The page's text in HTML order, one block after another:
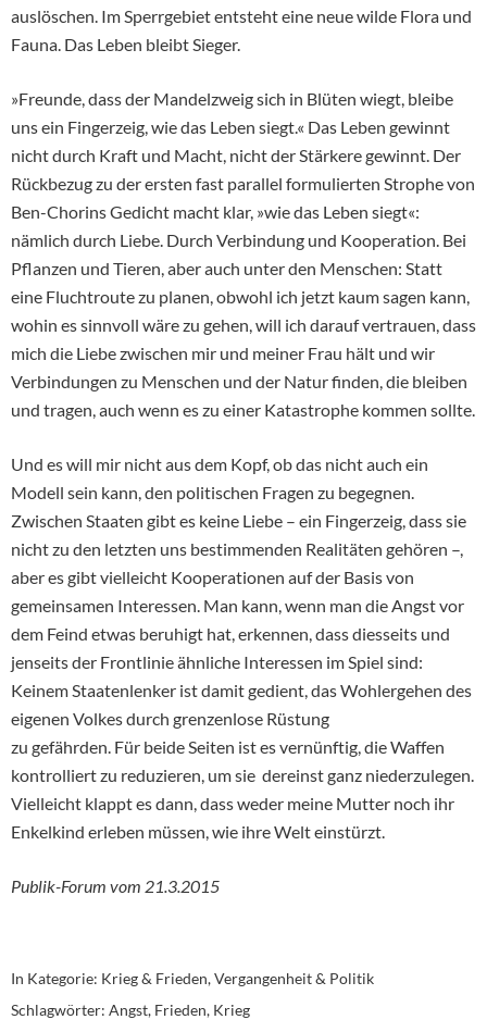
auslöschen. Im Sperrgebiet entsteht eine neue wilde Flora und
Fauna. Das Leben bleibt Sieger.
»Freunde, dass der Mandelzweig sich in Blüten wiegt, bleibe
uns ein Fingerzeig, wie das Leben siegt.« Das Leben gewinnt
nicht durch Kraft und Macht, nicht der Stärkere gewinnt. Der
Rückbezug zu der ersten fast parallel formulierten Strophe von
Ben-Chorins Gedicht macht klar, »wie das Leben siegt«:
nämlich durch Liebe. Durch Verbindung und Kooperation. Bei
Pflanzen und Tieren, aber auch unter den Menschen: Statt
eine Fluchtroute zu planen, obwohl ich jetzt kaum sagen kann,
wohin es sinnvoll wäre zu gehen, will ich darauf vertrauen, dass
mich die Liebe zwischen mir und meiner Frau hält und wir
Verbindungen zu Menschen und der Natur finden, die bleiben
und tragen, auch wenn es zu einer Katastrophe kommen sollte.
Und es will mir nicht aus dem Kopf, ob das nicht auch ein
Modell sein kann, den politischen Fragen zu begegnen.
Zwischen Staaten gibt es keine Liebe – ein Fingerzeig, dass sie
nicht zu den letzten uns bestimmenden Realitäten gehören –,
aber es gibt vielleicht Kooperationen auf der Basis von
gemeinsamen Interessen. Man kann, wenn man die Angst vor
dem Feind etwas beruhigt hat, erkennen, dass diesseits und
jenseits der Frontlinie ähnliche Interessen im Spiel sind:
Keinem Staatenlenker ist damit gedient, das Wohlergehen des
eigenen Volkes durch grenzenlose Rüstung
zu gefährden. Für beide Seiten ist es vernünftig, die Waffen
kontrolliert zu reduzieren, um sie dereinst ganz niederzulegen.
Vielleicht klappt es dann, dass weder meine Mutter noch ihr
Enkelkind erleben müssen, wie ihre Welt einstürzt.
Publik-Forum vom 21.3.2015
In Kategorie: Krieg & Frieden,Vergangenheit & Politik
Schlagwörter: Angst, Frieden, Krieg